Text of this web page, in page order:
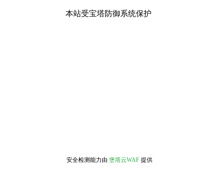
本站受宝塔防御系统保护
安全检测能力由 堡塔云WAF 提供